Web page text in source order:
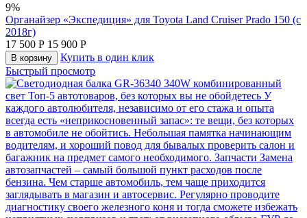
9%
Органайзер «Экспедиция» для Toyota Land Cruiser Prado 150 (с
2018г)
17 500 Р 15 900 Р
В корзину
Купить в один клик
Быстрый просмотр